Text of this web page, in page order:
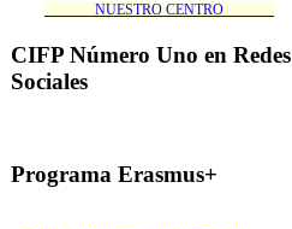
_______NUESTRO CENTRO_______
CIFP Número Uno en Redes
Sociales
Programa Erasmus+